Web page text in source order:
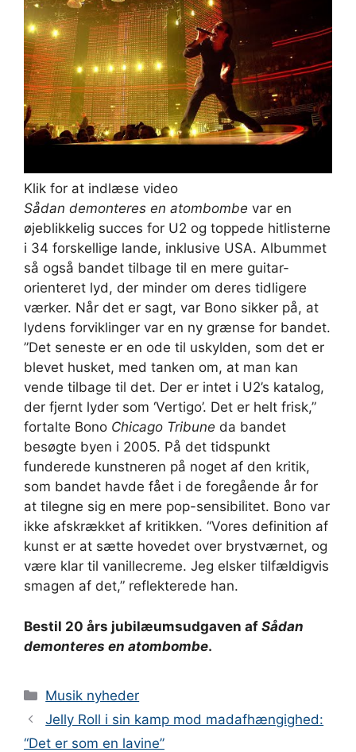
Klik for at indlæse video
Sådan demonteres en atombombe var en
øjeblikkelig succes for U2 og toppede hitlisterne
i 34 forskellige lande, inklusive USA. Albummet
så også bandet tilbage til en mere guitar-
orienteret lyd, der minder om deres tidligere
værker. Når det er sagt, var Bono sikker på, at
lydens forviklinger var en ny grænse for bandet.
”Det seneste er en ode til uskylden, som det er
blevet husket, med tanken om, at man kan
vende tilbage til det. Der er intet i U2’s katalog,
der fjernt lyder som ‘Vertigo’. Det er helt frisk,”
fortalte Bono Chicago Tribune da bandet
besøgte byen i 2005. På det tidspunkt
funderede kunstneren på noget af den kritik,
som bandet havde fået i de foregående år for
at tilegne sig en mere pop-sensibilitet. Bono var
ikke afskrækket af kritikken. “Vores definition af
kunst er at sætte hovedet over brystværnet, og
være klar til vanillecreme. Jeg elsker tilfældigvis
smagen af ​​det,” reflekterede han.
Bestil 20 års jubilæumsudgaven af Sådan
demonteres en atombombe.
Kategorier
Musik nyheder
Jelly Roll i sin kamp mod madafhængighed:
“Det er som en lavine”